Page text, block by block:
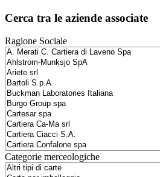
Cerca tra le aziende associate
Ragione Sociale
Categorie merceologiche